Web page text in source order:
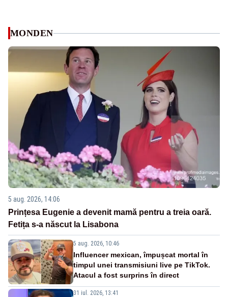
MONDEN
5 aug. 2026, 14:06
Prințesa Eugenie a devenit mamă pentru a treia oară.
Fetița s-a născut la Lisabona
5 aug. 2026, 10:46
Influencer mexican, împușcat mortal în
timpul unei transmisiuni live pe TikTok.
Atacul a fost surprins în direct
31 iul. 2026, 13:41